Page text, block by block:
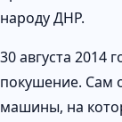
народу ДНР.
30 августа 2014
покушение. Сам
машины, на